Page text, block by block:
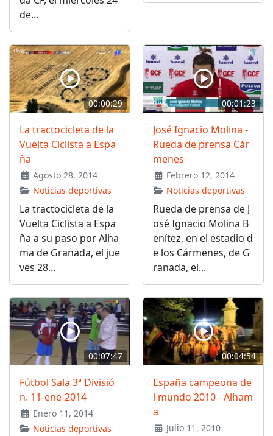
de...
00:00:29
La tractocicleta de la
Vuelta Ciclista a Espa
ña
Agosto 28, 2014
Noticias deportivas
La tractocicleta de la
Vuelta Ciclista a Espa
ña a su paso por Alha
ma de Granada, el jue
ves 28...
00:01:23
José Ignacio Molina -
Rueda de prensa Cár
menes
Febrero 12, 2014
Noticias deportivas
Rueda de prensa de J
osé Ignacio Molina B
enítez, en el estadio d
e los Cármenes, de G
ranada, el...
00:07:47
Fútbol Sala 3ª Divisió
n. 11-ene-2014
Enero 11, 2014
Noticias deportivas
00:04:54
España campeona de
l mundo 2010 - Alham
a
Julio 11, 2010